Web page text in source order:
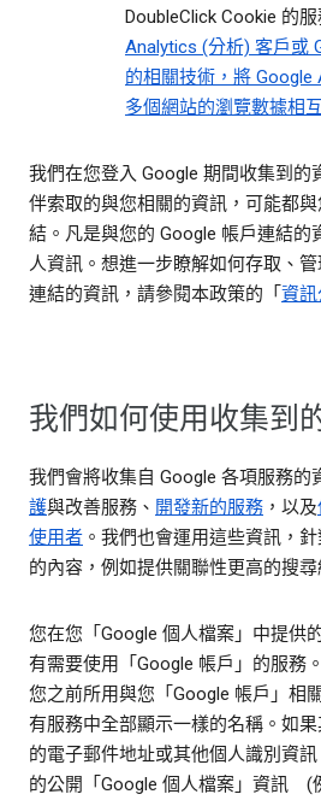
DoubleClick Cookie 的服
Analytics (分析) 客戶或
的相關技術，將
多個網站的瀏覽數據相
我們在您登入 Google 期間收集到的
伴索取的與您相關的資訊，可能都
結。凡是與您的 Google 帳戶連結的
人資訊。想進一步瞭解如何存取、
連結的資訊，請參閱本政策的「 資
我們如何使用收集到
我們會將收集自 Google 各項服務的
護與改善服務、 開發新的服務 ，以及
使用者 。我們也會運用這些資訊，
的內容，例如提供關聯性更高的搜尋
您在您「Google 個人檔案」中提供
有需要使用「Google 帳戶」的服務
您之前所用與您「Google 帳戶」相
有服務中全部顯示一樣的名稱。如
的電子郵件地址或其他個人識別資
的公開「Google 個人檔案」資訊 (